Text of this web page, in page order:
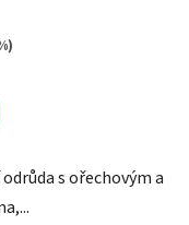
s ořechovým a